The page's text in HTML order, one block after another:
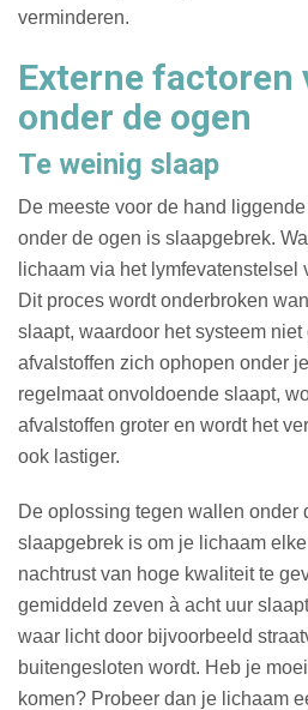
verminderen.
Externe factoren
onder de ogen
Te weinig slaap
De meeste voor de hand
onder de ogen is slaapgebrek.
lichaam via het lymfevatenstelsel
Dit proces wordt onderbroken
slaapt, waardoor het systeem
afvalstoffen zich ophopen onder
regelmaat onvoldoende slaapt,
afvalstoffen groter en wordt het
ook lastiger.
De oplossing tegen wallen onder
slaapgebrek is om je lichaam
nachtrust van hoge kwaliteit te
gemiddeld zeven à acht uur
waar licht door bijvoorbeeld
buitengesloten wordt. Heb je
komen? Probeer dan je lichaam